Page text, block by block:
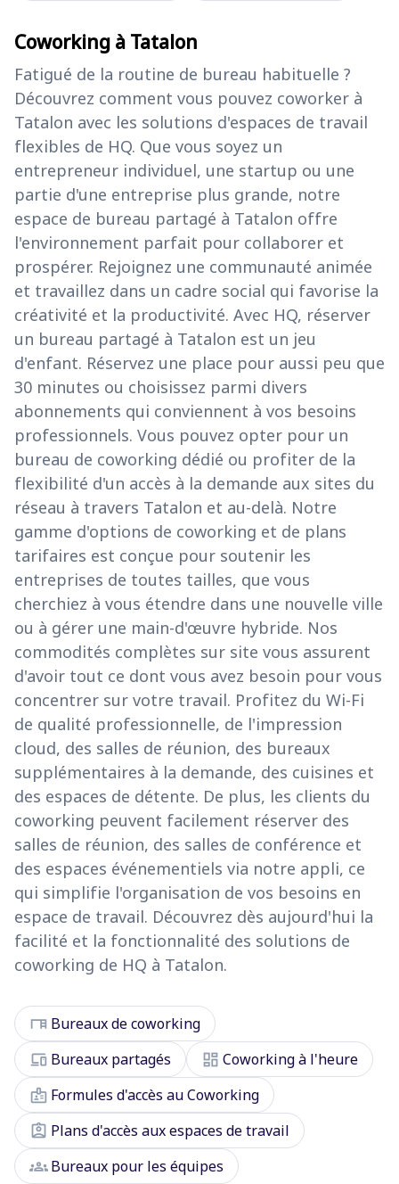
Coworking à Tatalon
Fatigué de la routine de bureau habituelle ?
Découvrez comment vous pouvez coworker à
Tatalon avec les solutions d'espaces de travail
flexibles de HQ. Que vous soyez un
entrepreneur individuel, une startup ou une
partie d'une entreprise plus grande, notre
espace de bureau partagé à Tatalon offre
l'environnement parfait pour collaborer et
prospérer. Rejoignez une communauté animée
et travaillez dans un cadre social qui favorise la
créativité et la productivité. Avec HQ, réserver
un bureau partagé à Tatalon est un jeu
d'enfant. Réservez une place pour aussi peu que
30 minutes ou choisissez parmi divers
abonnements qui conviennent à vos besoins
professionnels. Vous pouvez opter pour un
bureau de coworking dédié ou profiter de la
flexibilité d'un accès à la demande aux sites du
réseau à travers Tatalon et au-delà. Notre
gamme d'options de coworking et de plans
tarifaires est conçue pour soutenir les
entreprises de toutes tailles, que vous
cherchiez à vous étendre dans une nouvelle ville
ou à gérer une main-d'œuvre hybride. Nos
commodités complètes sur site vous assurent
d'avoir tout ce dont vous avez besoin pour vous
concentrer sur votre travail. Profitez du Wi-Fi
de qualité professionnelle, de l'impression
cloud, des salles de réunion, des bureaux
supplémentaires à la demande, des cuisines et
des espaces de détente. De plus, les clients du
coworking peuvent facilement réserver des
salles de réunion, des salles de conférence et
des espaces événementiels via notre appli, ce
qui simplifie l'organisation de vos besoins en
espace de travail. Découvrez dès aujourd'hui la
facilité et la fonctionnalité des solutions de
coworking de HQ à Tatalon.
desk Bureaux de coworking
devices Bureaux partagés dashboard Coworking à l'heure
badge Formules d'accès au Coworking
assignment_ind Plans d'accès aux espaces de travail
groupsBureaux pour les équipes